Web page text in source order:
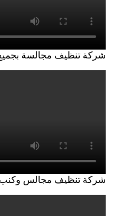
شركة تنظيف مجالسة
شركة تنظيف مجالس وكنب